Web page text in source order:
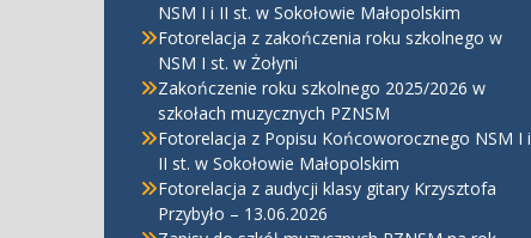
NSM I i II st. w Sokołowie Małopolskim
Fotorelacja z zakończenia roku szkolnego w
NSM I st. w Żołyni
Zakończenie roku szkolnego 2025/2026 w
szkołach muzycznych PZNSM
Fotorelacja z Popisu Końcoworocznego NSM I i
II st. w Sokołowie Małopolskim
Fotorelacja z audycji klasy gitary Krzysztofa
Przybyło – 13.06.2026